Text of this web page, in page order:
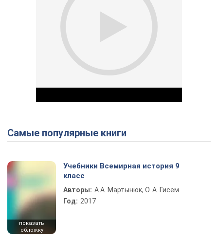
Play Video
Самые популярные книги
показать
обложку
Учебники Всемирная история 9
класс
Авторы: А.А. Мартынюк, О. А. Гисем
Год: 2017